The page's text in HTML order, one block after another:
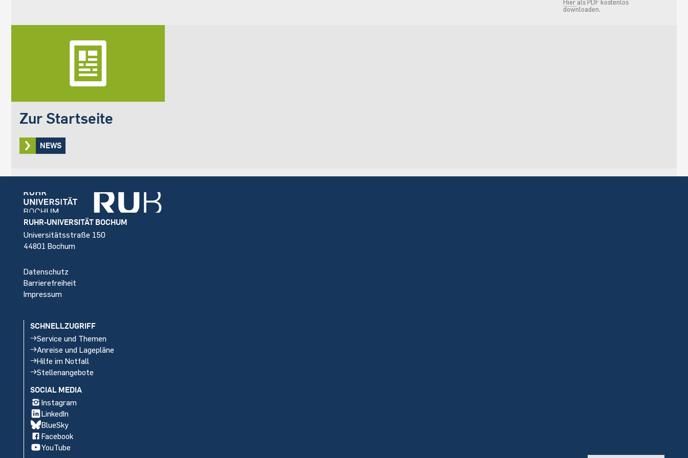
Hier als PDF kostenlos
downloaden.
Zur Startseite
NEWS
Footer
RUHR-UNIVERSITÄT BOCHUM
Universitätsstraße 150
44801 Bochum
Datenschutz
Barrierefreiheit
Impressum
SCHNELLZUGRIFF
Service und Themen
Anreise und Lagepläne
Hilfe im Notfall
Stellenangebote
SOCIAL MEDIA
Instagram
LinkedIn
BlueSky
Facebook
YouTube